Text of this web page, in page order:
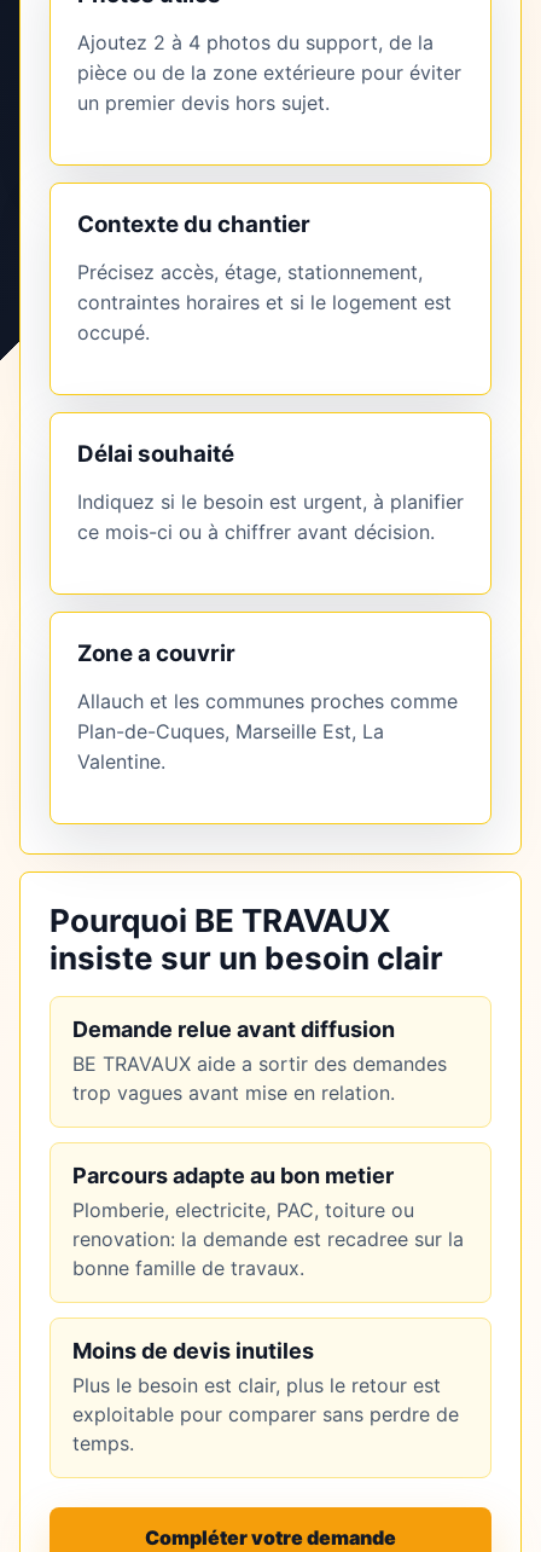
Ajoutez 2 à 4 photos du support, de la
pièce ou de la zone extérieure pour éviter
un premier devis hors sujet.
Contexte du chantier
Précisez accès, étage, stationnement,
contraintes horaires et si le logement est
occupé.
Délai souhaité
Indiquez si le besoin est urgent, à planifier
ce mois-ci ou à chiffrer avant décision.
Zone a couvrir
Allauch et les communes proches comme
Plan-de-Cuques, Marseille Est, La
Valentine.
Pourquoi BE TRAVAUX
insiste sur un besoin clair
Demande relue avant diffusion
BE TRAVAUX aide a sortir des demandes
trop vagues avant mise en relation.
Parcours adapte au bon metier
Plomberie, electricite, PAC, toiture ou
renovation: la demande est recadree sur la
bonne famille de travaux.
Moins de devis inutiles
Plus le besoin est clair, plus le retour est
exploitable pour comparer sans perdre de
temps.
Compléter votre demande